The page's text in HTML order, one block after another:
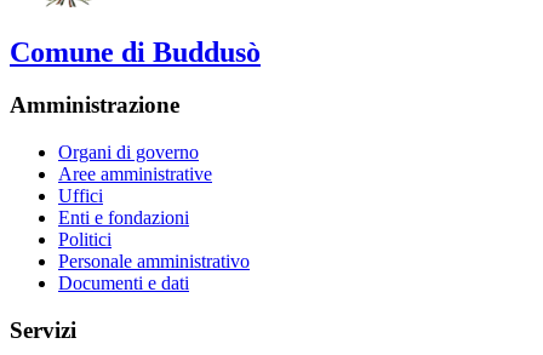
Comune di Buddusò
Amministrazione
Organi di governo
Aree amministrative
Uffici
Enti e fondazioni
Politici
Personale amministrativo
Documenti e dati
Servizi